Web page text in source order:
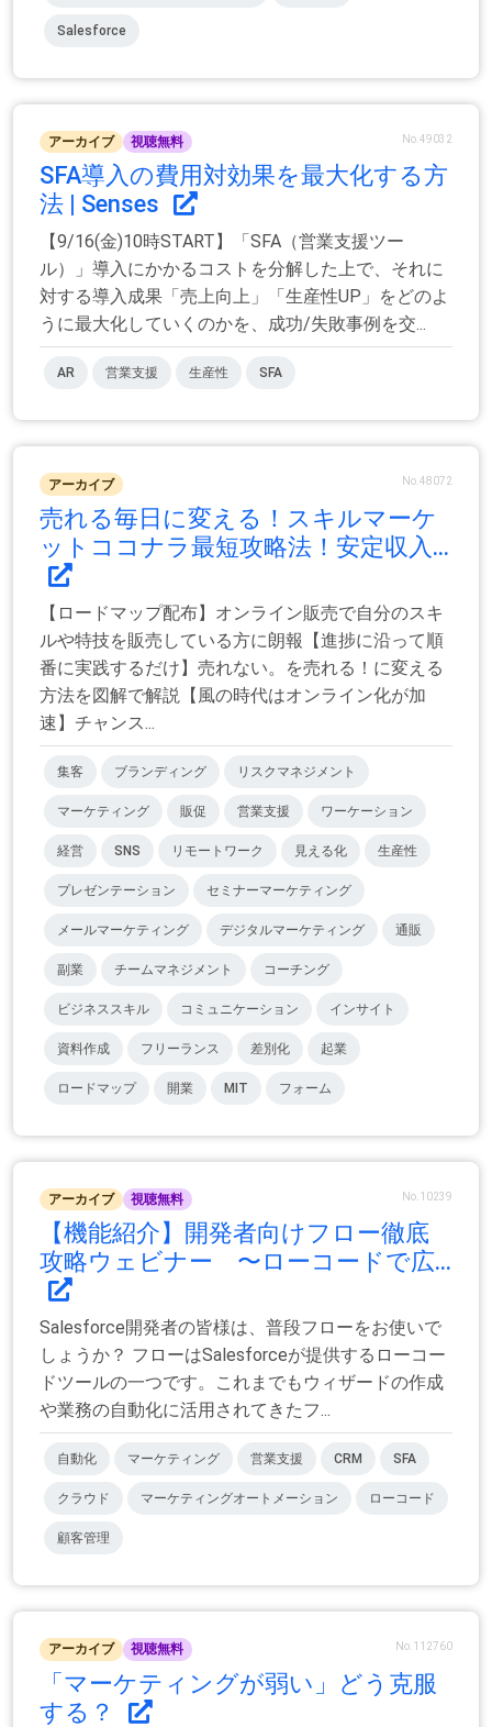
Salesforce
アーカイブ 視聴無料 No.49032
SFA導入の費用対効果を最大化する方
法 | Senses
【9/16(金)10時START】「SFA（営業支援ツー
ル）」導入にかかるコストを分解した上で、それに
対する導入成果「売上向上」「生産性UP」をどのよ
うに最大化していくのかを、成功/失敗事例を交...
AR 営業支援 生産性 SFA
アーカイブ No.48072
売れる毎日に変える！スキルマーケ
ットココナラ最短攻略法！安定収入...
【ロードマップ配布】オンライン販売で自分のスキ
ルや特技を販売している方に朗報【進捗に沿って順
番に実践するだけ】売れない。を売れる！に変える
方法を図解で解説【風の時代はオンライン化が加
速】チャンス...
集客 ブランディング リスクマネジメント
マーケティング 販促 営業支援 ワーケーション
経営 SNS リモートワーク 見える化 生産性
プレゼンテーション セミナーマーケティング
メールマーケティング デジタルマーケティング 通販
副業 チームマネジメント コーチング
ビジネススキル コミュニケーション インサイト
資料作成 フリーランス 差別化 起業
ロードマップ 開業 MIT フォーム
アーカイブ 視聴無料 No.10239
【機能紹介】開発者向けフロー徹底
攻略ウェビナー 〜ローコードで広...
Salesforce開発者の皆様は、普段フローをお使いで
しょうか？ フローはSalesforceが提供するローコー
ドツールの一つです。これまでもウィザードの作成
や業務の自動化に活用されてきたフ...
自動化 マーケティング 営業支援 CRM SFA
クラウド マーケティングオートメーション ローコード
顧客管理
アーカイブ 視聴無料 No.112760
「マーケティングが弱い」どう克服
する？